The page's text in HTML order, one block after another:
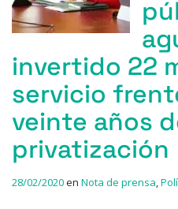
invertido 22
servicio
veinte años
privatización
28/02/2020en Nota de prensa,